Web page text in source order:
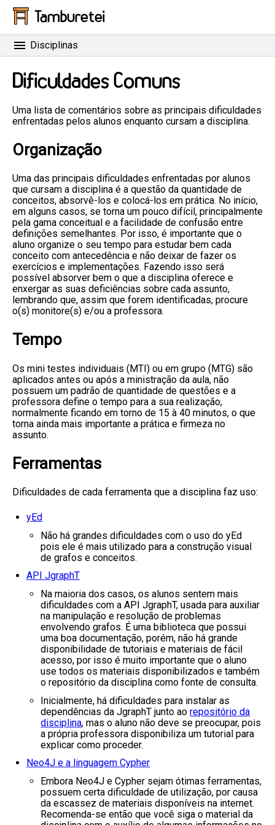
Tamburetei
Disciplinas
Dificuldades Comuns
Uma lista de comentários sobre as principais dificuldades
enfrentadas pelos alunos enquanto cursam a disciplina.
Organização
Uma das principais dificuldades enfrentadas por alunos
que cursam a disciplina é a questão da quantidade de
conceitos, absorvê-los e colocá-los em prática. No início,
em alguns casos, se torna um pouco difícil, principalmente
pela gama conceitual e a facilidade de confusão entre
definições semelhantes. Por isso, é importante que o
aluno organize o seu tempo para estudar bem cada
conceito com antecedência e não deixar de fazer os
exercícios e implementações. Fazendo isso será
possível absorver bem o que a disciplina oferece e
enxergar as suas deficiências sobre cada assunto,
lembrando que, assim que forem identificadas, procure
o(s) monitore(s) e/ou a professora.
Tempo
Os mini testes individuais (MTI) ou em grupo (MTG) são
aplicados antes ou após a ministração da aula, não
possuem um padrão de quantidade de questões e a
professora define o tempo para a sua realização,
normalmente ficando em torno de 15 à 40 minutos, o que
torna ainda mais importante a prática e firmeza no
assunto.
Ferramentas
Dificuldades de cada ferramenta que a disciplina faz uso:
yEd
Não há grandes dificuldades com o uso do yEd
pois ele é mais utilizado para a construção visual
de grafos e conceitos.
API JgraphT
Na maioria dos casos, os alunos sentem mais
dificuldades com a API JgraphT, usada para auxiliar
na manipulação e resolução de problemas
envolvendo grafos. É uma biblioteca que possui
uma boa documentação, porém, não há grande
disponibilidade de tutoriais e materiais de fácil
acesso, por isso é muito importante que o aluno
use todos os materiais disponibilizados e também
o repositório da disciplina como fonte de consulta.
Inicialmente, há dificuldades para instalar as
dependências da JgraphT junto aorepositório da
disciplina, mas o aluno não deve se preocupar, pois
a própria professora disponibiliza um tutorial para
explicar como proceder.
Neo4J e a linguagem Cypher
Embora Neo4J e Cypher sejam ótimas ferramentas,
possuem certa dificuldade de utilização, por causa
da escassez de materiais disponíveis na internet.
Recomenda-se então que você siga o material da